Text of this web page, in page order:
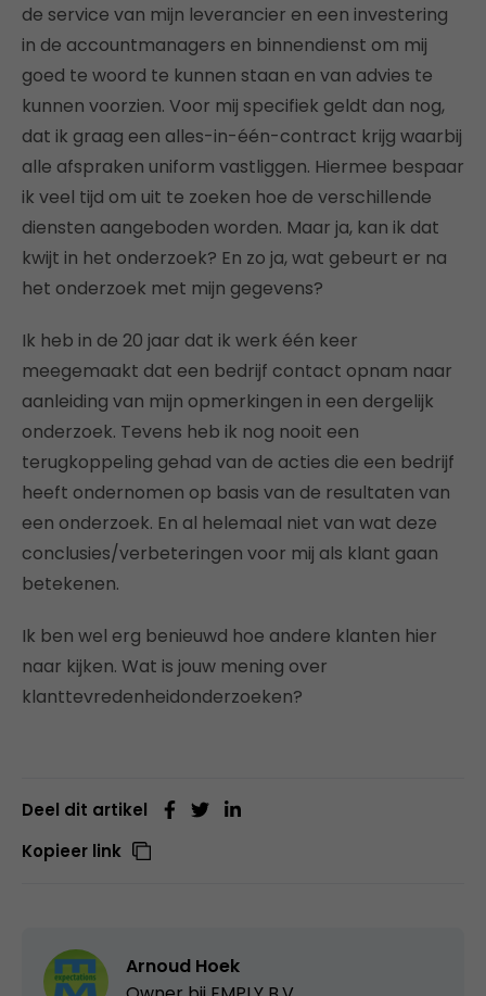
de service van mijn leverancier en een investering
in de accountmanagers en binnendienst om mij
goed te woord te kunnen staan en van advies te
kunnen voorzien. Voor mij specifiek geldt dan nog,
dat ik graag een alles-in-één-contract krijg waarbij
alle afspraken uniform vastliggen. Hiermee bespaar
ik veel tijd om uit te zoeken hoe de verschillende
diensten aangeboden worden. Maar ja, kan ik dat
kwijt in het onderzoek? En zo ja, wat gebeurt er na
het onderzoek met mijn gegevens?
Ik heb in de 20 jaar dat ik werk één keer
meegemaakt dat een bedrijf contact opnam naar
aanleiding van mijn opmerkingen in een dergelijk
onderzoek. Tevens heb ik nog nooit een
terugkoppeling gehad van de acties die een bedrijf
heeft ondernomen op basis van de resultaten van
een onderzoek. En al helemaal niet van wat deze
conclusies/verbeteringen voor mij als klant gaan
betekenen.
Ik ben wel erg benieuwd hoe andere klanten hier
naar kijken. Wat is jouw mening over
klanttevredenheidonderzoeken?
Deel dit artikel
Kopieer link
Arnoud Hoek